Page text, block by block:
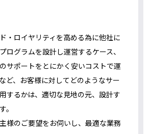
・ロイヤリティを高める為に他社に
ログラムを設計し運営するケース、
サポートをとにかく安いコストで運
ど、お客様に対してどのようなサー
するかは、適切な見地の元、設計す
。
様のご要望をお伺いし、最適な業務